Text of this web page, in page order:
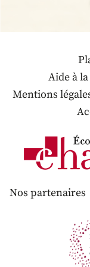
Aide à
Mentions
Nos partenaires